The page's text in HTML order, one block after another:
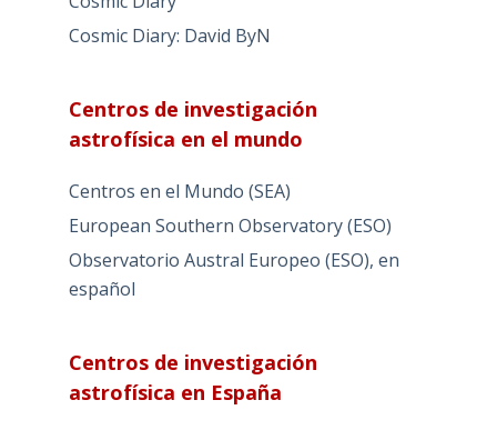
Cosmic Diary: David ByN
Centros de investigación
astrofísica en el mundo
Centros en el Mundo (SEA)
European Southern Observatory (ESO)
Observatorio Austral Europeo (ESO), en
español
Centros de investigación
astrofísica en España